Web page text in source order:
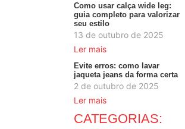
Como usar calça wide leg:
guia completo para valorizar
seu estilo
13 de outubro de 2025
Ler mais
Evite erros: como lavar
jaqueta jeans da forma certa
2 de outubro de 2025
Ler mais
CATEGORIAS: